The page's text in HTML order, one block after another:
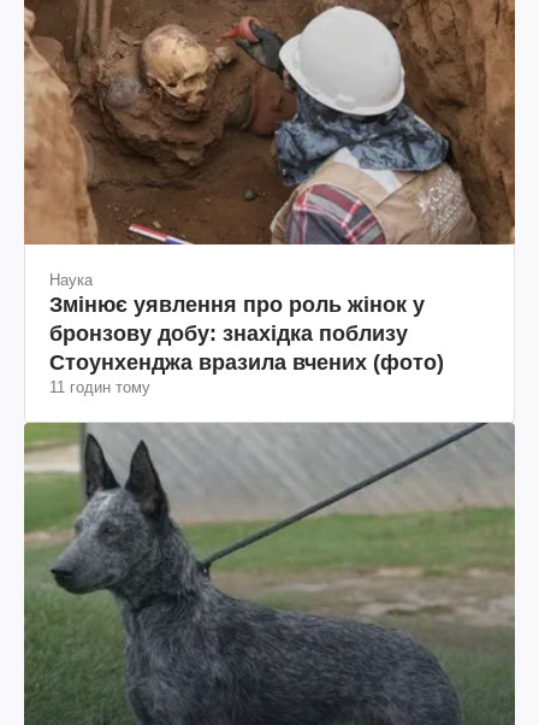
Наука
Змінює уявлення про роль жінок у
бронзову добу: знахідка поблизу
Стоунхенджа вразила вчених (фото)
11 годин тому